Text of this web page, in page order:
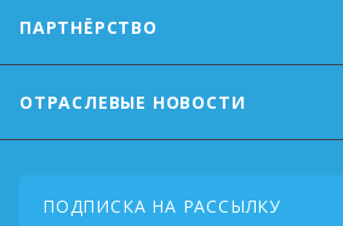
ПАРТНЁРСТВО
ОТРАСЛЕВЫЕ НОВОСТИ
ПОДПИСКА НА РАССЫЛКУ